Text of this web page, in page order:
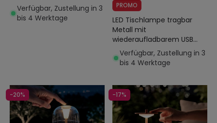
Verfügbar, Zustellung in 3
bis 4 Werktage
PROMO
LED Tischlampe tragbar
Metall mit
wiederaufladbarem USB
Akku Astrid
Verfügbar, Zustellung in 3
bis 4 Werktage
-20% -17%